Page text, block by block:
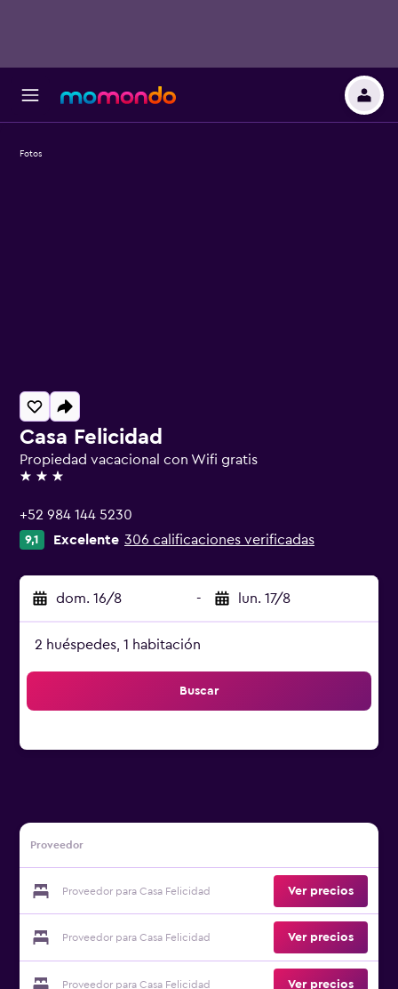
Casa Felicidad
Propiedad vacacional con Wifi gratis
3 estrellas
+52 984 144 5230
9,1 Excelente 306 calificaciones verificadas
dom. 16/8 - lun. 17/8
2 huéspedes, 1 habitación
Buscar
Proveedor
Proveedor para Casa Felicidad Ver precios
Proveedor para Casa Felicidad Ver precios
Proveedor para Casa Felicidad Ver precios
Fotos